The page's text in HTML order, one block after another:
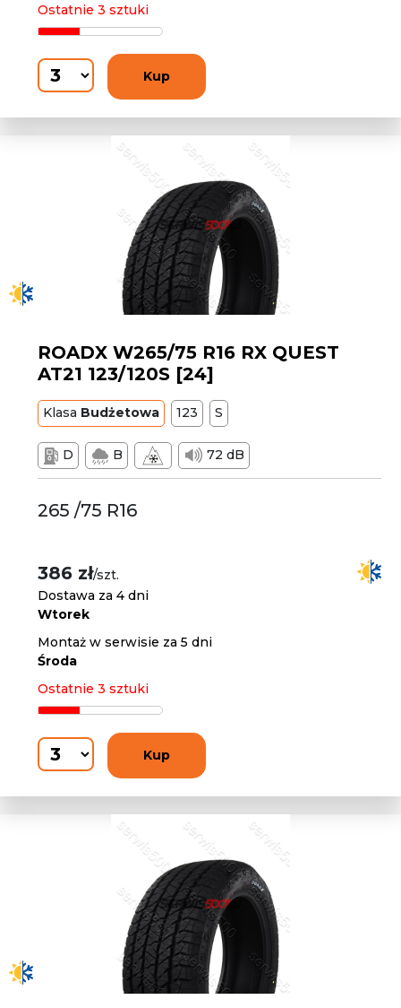
Ostatnie 3 sztuki
Kup
ROADX W265/75 R16 RX QUEST
AT21 123/120S [24]
Klasa Budżetowa 123 S
D B 72 dB
265 /75 R16
386 zł/szt.
Dostawa za 4 dni
Wtorek
Montaż w serwisie za 5 dni
Środa
Ostatnie 3 sztuki
Kup